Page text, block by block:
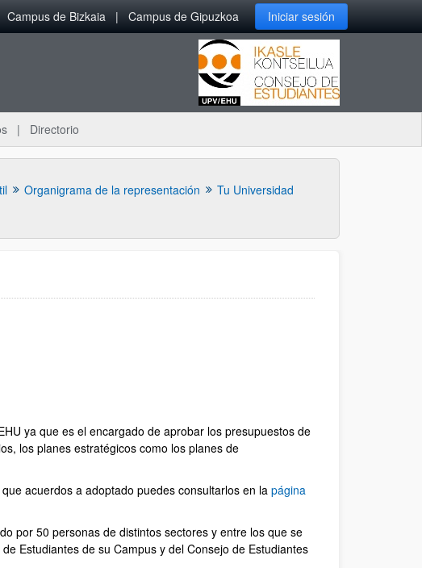
Campus de Bizkaia Campus de Gipuzkoa Iniciar sesión
Directorio
Organigrama de la representación
Tu Universidad
ya que es el encargado de aprobar los presupuestos de
los planes estratégicos como los planes de
acuerdos a adoptado puedes consultarlos en la página
por 50 personas de distintos sectores y entre los que se
Estudiantes de su Campus y del Consejo de Estudiantes